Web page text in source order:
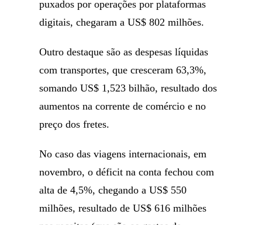
puxados por operações por plataformas
digitais, chegaram a US$ 802 milhões.
Outro destaque são as despesas líquidas
com transportes, que cresceram 63,3%,
somando US$ 1,523 bilhão, resultado dos
aumentos na corrente de comércio e no
preço dos fretes.
No caso das viagens internacionais, em
novembro, o déficit na conta fechou com
alta de 4,5%, chegando a US$ 550
milhões, resultado de US$ 616 milhões